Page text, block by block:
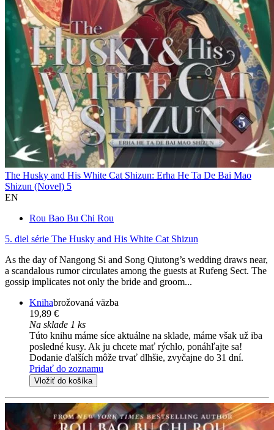
The Husky and His White Cat Shizun: Erha He Ta De Bai Mao
Shizun (Novel) 5
EN
Rou Bao Bu Chi Rou
5. diel série The Husky and His White Cat Shizun
As the day of Nangong Si and Song Qiutong’s wedding draws near,
a scandalous rumor circulates among the guests at Rufeng Sect. The
gossip implicates not only the bride and groom...
Knihabrožovaná väzba
19,89 €
Na sklade 1 ks
Túto knihu máme síce aktuálne na sklade, máme však už iba
posledné kusy. Ak ju chcete mať rýchlo, ponáhľajte sa!
Dodanie ďalších môže trvať dlhšie, zvyčajne do 31 dní.
Pridať do zoznamu
Vložiť do košíka